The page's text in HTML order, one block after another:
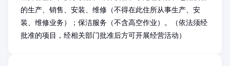
的生产、销售、安装、维修（不得在此住所从事生产、安
装、维修业务）；保洁服务（不含高空作业）。（依法须经
批准的项目，经相关部门批准后方可开展经营活动）